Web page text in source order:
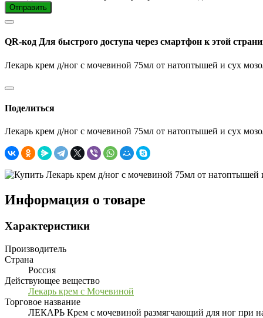
Отправить
QR-код Для быстрого доступа через смартфон к этой
Лекарь крем д/ног с мочевиной 75мл от натоптышей и сух
Поделиться
Лекарь крем д/ног с мочевиной 75мл от натоптышей и сух
Информация о товаре
Характеристики
Производитель
Страна
Россия
Действующее вещество
Лекарь крем с Мочевиной
Торговое название
ЛЕКАРЬ Крем с мочевиной размягчающий для ног при